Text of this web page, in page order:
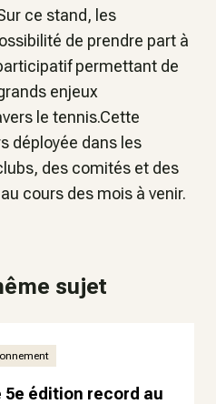
ce stand, les
de prendre part à
permettant de
enjeux
le tennis.Cette
déployée dans les
des comités et des
cours des mois à venir.
sujet
édition record au